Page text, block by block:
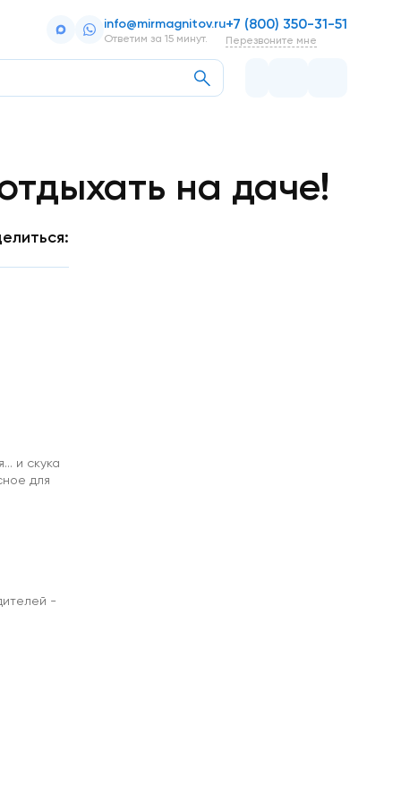
info@mirmagnitov.ru
Ответим за 15 минут.
+7 (800) 350-31-51
Перезвоните мне
на даче!
и скука
для
-